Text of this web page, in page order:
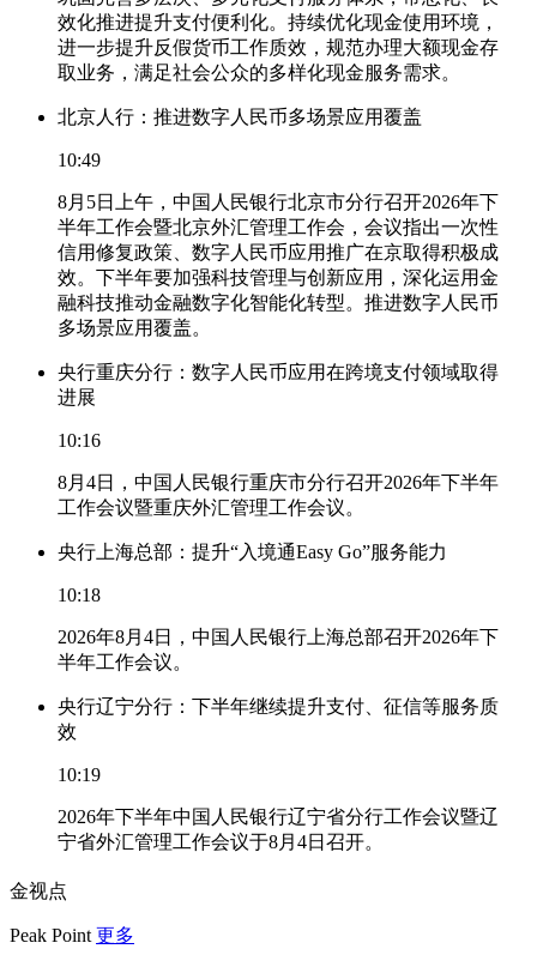
效化推进提升支付便利化。持续优化现金使用环境，
进一步提升反假货币工作质效，规范办理大额现金存
取业务，满足社会公众的多样化现金服务需求。
北京人行：推进数字人民币多场景应用覆盖
10:49
8月5日上午，中国人民银行北京市分行召开2026年下
半年工作会暨北京外汇管理工作会，会议指出一次性
信用修复政策、数字人民币应用推广在京取得积极成
效。下半年要加强科技管理与创新应用，深化运用金
融科技推动金融数字化智能化转型。推进数字人民币
多场景应用覆盖。
央行重庆分行：数字人民币应用在跨境支付领域取得
进展
10:16
8月4日，中国人民银行重庆市分行召开2026年下半年
工作会议暨重庆外汇管理工作会议。
央行上海总部：提升“入境通Easy Go”服务能力
10:18
2026年8月4日，中国人民银行上海总部召开2026年下
半年工作会议。
央行辽宁分行：下半年继续提升支付、征信等服务质
效
10:19
2026年下半年中国人民银行辽宁省分行工作会议暨辽
宁省外汇管理工作会议于8月4日召开。
金视点
Peak Point 更多